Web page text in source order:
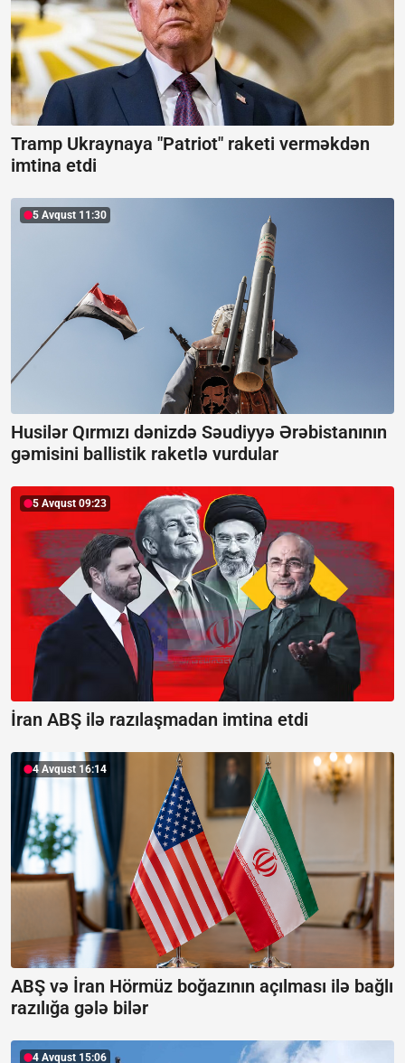
Tramp Ukraynaya "Patriot" raketi verməkdən
imtina etdi
5 Avqust 11:30
Husilər Qırmızı dənizdə Səudiyyə Ərəbistanının
gəmisini ballistik raketlə vurdular
5 Avqust 09:23
İran ABŞ ilə razılaşmadan imtina etdi
4 Avqust 16:14
ABŞ və İran Hörmüz boğazının açılması ilə bağlı
razılığa gələ bilər
4 Avqust 15:06